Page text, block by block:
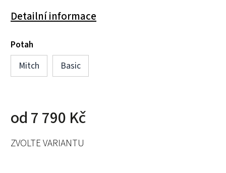
Detailní informace
Potah
Mitch
Basic
od7 790 Kč
ZVOLTE VARIANTU